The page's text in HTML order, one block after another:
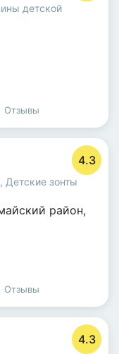
детской
Отзывы
4.3
, Детские зонты
район,
Отзывы
4.3